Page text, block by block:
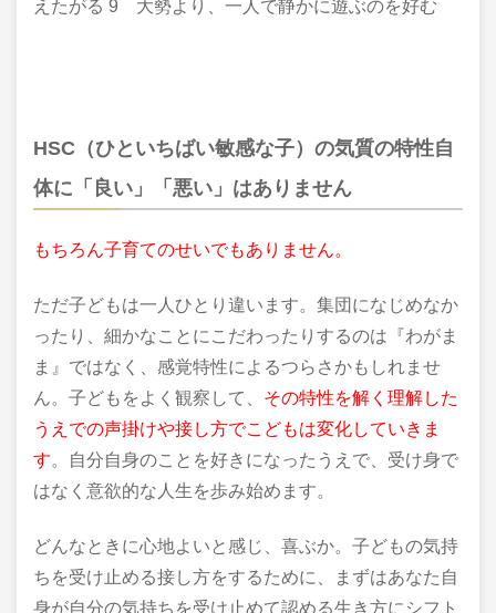
えたがる 9 大勢より、一人で静かに遊ぶのを好む
HSC（ひといちばい敏感な子）の気質の特性自
体に「良い」「悪い」はありません
もちろん子育てのせいでもありません。
ただ子どもは一人ひとり違います。集団になじめなか
ったり、細かなことにこだわったりするのは『わがま
ま』ではなく、感覚特性によるつらさかもしれませ
ん。子どもをよく観察して、 その特性を解く理解した
うえでの声掛けや接し方でこどもは変化していきま
す。自分自身のことを好きになったうえで、受け身で
はなく意欲的な人生を歩み始めます。
どんなときに心地よいと感じ、喜ぶか。子どもの気持
ちを受け止める接し方をするために、まずはあなた自
身が自分の気持ちを受け止めて認める生き方にシフト